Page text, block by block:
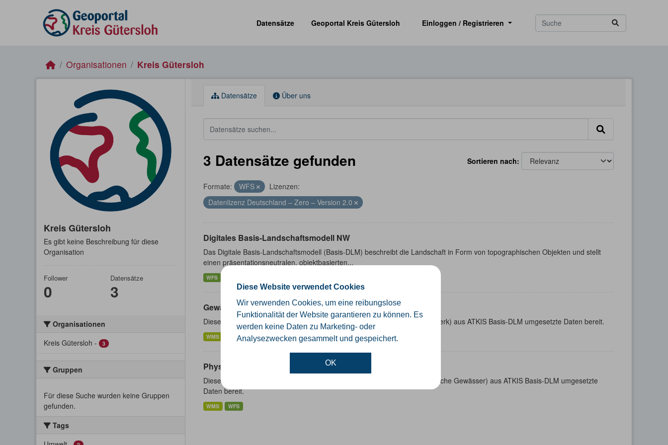
Diese Website verwendet Cookies
Wir verwenden Cookies, um eine reibungslose
Funktionalität der Website garantieren zu können. Es
werden keine Daten zu Marketing- oder
Analysezwecken gesammelt und gespeichert.
OK
Datensätze
Geoportal Kreis Gütersloh Einloggen / Registrieren
Organisationen Kreis Gütersloh
Kreis Gütersloh
Es gibt keine Beschreibung für diese
Organisation
Follower
0
Datensätze
3
Organisationen
Kreis Gütersloh - 3
Gruppen
Für diese Suche wurden keine Gruppen
gefunden.
Tags
Datensätze Über uns
Sortieren nach
3 Datensätze gefunden
Formate: WFS
Lizenzen:
Datenlizenz Deutschland – Zero – Version 2.0
Digitales Basis-Landschaftsmodell NW
Das Digitale Basis-Landschaftsmodell (Basis-DLM) beschreibt die Landschaft in Form von topographischen Objekten und stellt
einen präsentationsneutralen, objektbasierten...
WFS
Gewässernetzwerk
Diese Dienste stellen für das INSPIRE-Thema Gewässernetz (Hydro-Netzwerk) aus ATKIS Basis-DLM umgesetzte Daten bereit.
WMS WFS
Physische Gewässer
Diese Dienste stellen für das INSPIRE-Thema Gewässernetz (Hydro-Physische Gewässer) aus ATKIS Basis-DLM umgesetzte
Daten bereit.
WMS WFS